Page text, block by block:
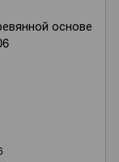
основе